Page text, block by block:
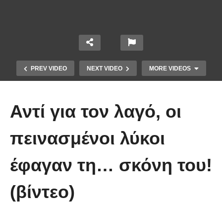
PREV VIDEO NEXT VIDEO MORE VIDEOS
στον κόσμο!! (Video)
Αντί για τον λαγό, οι
πεινασμένοι λύκοι
έφαγαν τη… σκόνη του!
(βίντεο)